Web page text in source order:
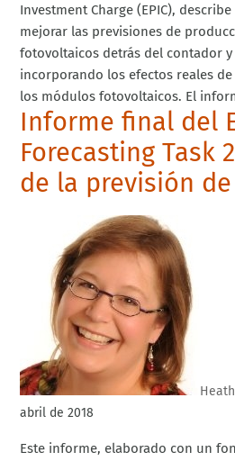
Investment Charge (EPIC),
mejorar las previsiones de
fotovoltaicos detrás del contador
incorporando los efectos reales
los módulos fotovoltaicos. El
Informe final del
Forecasting Task
de la previsión
abril de 2018
Este informe, elaborado con un